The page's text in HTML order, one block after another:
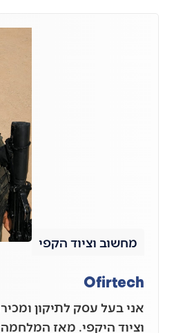
מחשוב וציוד הקפי
Ofirtech
אני בעל עסק לתיקון
וציוד היקפי. מאז